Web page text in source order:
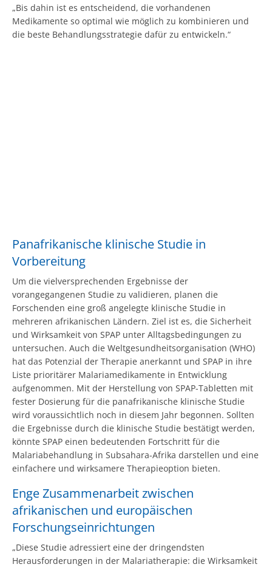
„Bis dahin ist es entscheidend, die vorhandenen
Medikamente so optimal wie möglich zu kombinieren und
die beste Behandlungsstrategie dafür zu entwickeln.“
Panafrikanische klinische Studie in
Vorbereitung
Um die vielversprechenden Ergebnisse der
vorangegangenen Studie zu validieren, planen die
Forschenden eine groß angelegte klinische Studie in
mehreren afrikanischen Ländern. Ziel ist es, die Sicherheit
und Wirksamkeit von SPAP unter Alltagsbedingungen zu
untersuchen. Auch die Weltgesundheitsorganisation (WHO)
hat das Potenzial der Therapie anerkannt und SPAP in ihre
Liste prioritärer Malariamedikamente in Entwicklung
aufgenommen. Mit der Herstellung von SPAP-Tabletten mit
fester Dosierung für die panafrikanische klinische Studie
wird voraussichtlich noch in diesem Jahr begonnen. Sollten
die Ergebnisse durch die klinische Studie bestätigt werden,
könnte SPAP einen bedeutenden Fortschritt für die
Malariabehandlung in Subsahara-Afrika darstellen und eine
einfachere und wirksamere Therapieoption bieten.
Enge Zusammenarbeit zwischen
afrikanischen und europäischen
Forschungseinrichtungen
„Diese Studie adressiert eine der dringendsten
Herausforderungen in der Malariatherapie: die Wirksamkeit